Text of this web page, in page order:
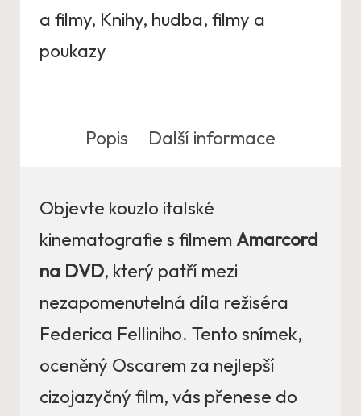
a filmy, Knihy, hudba, filmy a
poukazy
Popis Další informace
Objevte kouzlo italské
kinematografie s filmem Amarcord
na DVD, který patří mezi
nezapomenutelná díla režiséra
Federica Felliniho. Tento snímek,
oceněný Oscarem za nejlepší
cizojazyčný film, vás přenese do